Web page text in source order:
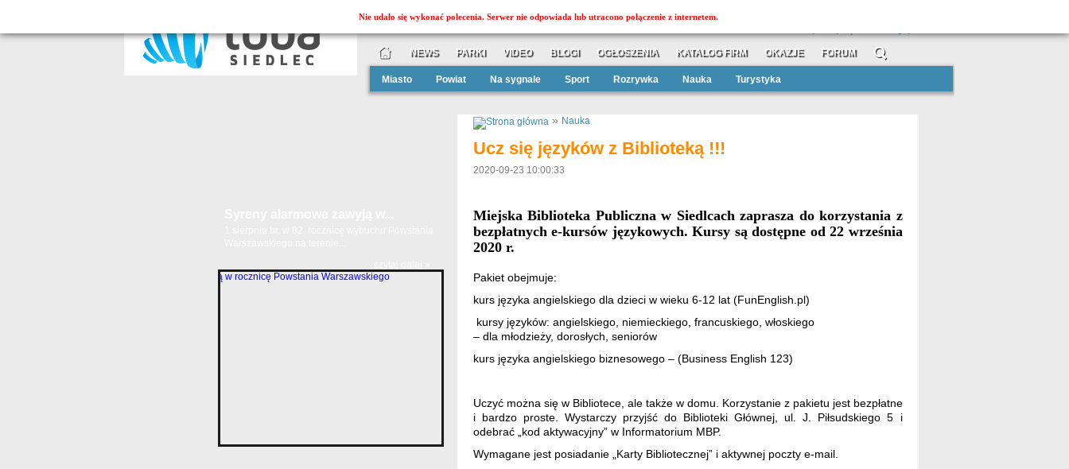
NEWS PARKI VIDEO BLOGI OGŁOSZENIA KATALOG FIRM OKAZJE FORUM
Miasto Powiat Na sygnale Sport Rozrywka Nauka Turystyka
» Nauka
Ucz się języków z Biblioteką !!!
2020-09-23 10:00:33
Miejska Biblioteka Publiczna w Siedlcach zaprasza do korzystania z
bezpłatnych e-kursów językowych. Kursy są dostępne od 22 września
2020 r.
Pakiet obejmuje:
kurs języka angielskiego dla dzieci w wieku 6-12 lat (FunEnglish.pl)
kursy języków: angielskiego, niemieckiego, francuskiego, włoskiego
– dla młodzieży, dorosłych, seniorów
kurs języka angielskiego biznesowego – (Business English 123)
Uczyć można się w Bibliotece, ale także w domu. Korzystanie z pakietu jest bezpłatne
i bardzo proste. Wystarczy przyjść do Biblioteki Głównej, ul. J. Piłsudskiego 5 i
odebrać „kod aktywacyjny” w Informatorium MBP.
Wymagane jest posiadanie „Karty Bibliotecznej” i aktywnej poczty e-mail.
Nie udało się wykonać polecenia. Serwer nie odpowiada lub utracono połączenie z internetem.